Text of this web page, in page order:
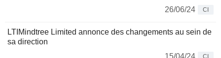
26/06/24
CI
LTIMindtree Limited annonce des changements au sein de
sa direction
CI